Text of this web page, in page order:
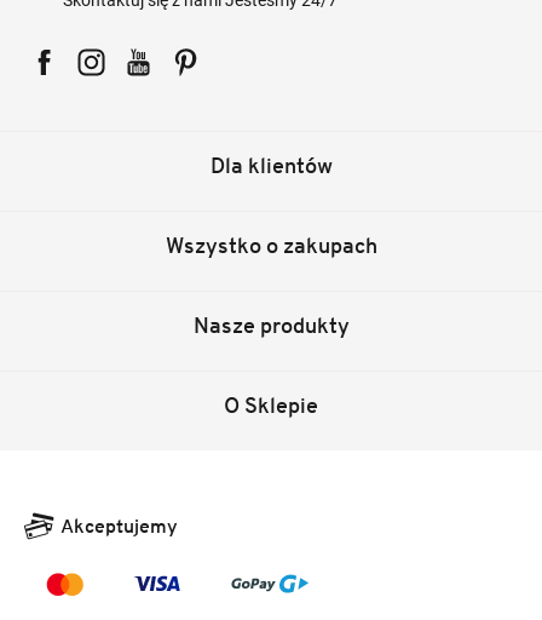
Dla klientów
Wszystko o zakupach
Nasze produkty
O Sklepie
Akceptujemy